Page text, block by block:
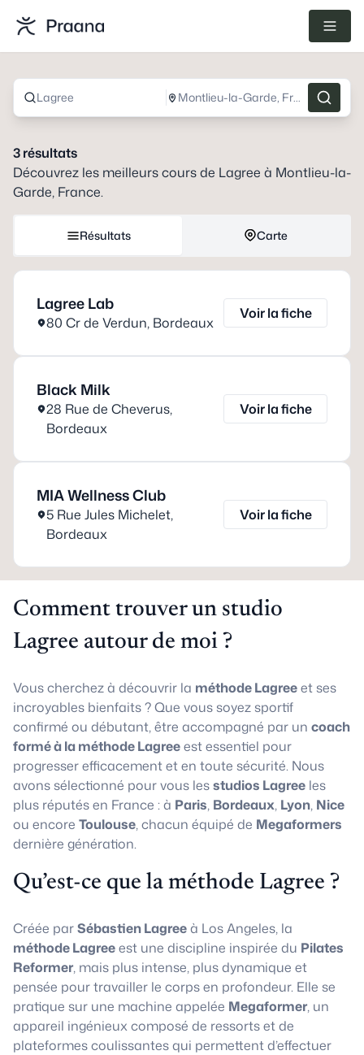
Lagree Montlieu-la-Garde, France
3résultats
Découvrez les meilleurs cours de Lagree à Montlieu-la-
Garde, France.
Résultats Carte
Lagree Lab
80 Cr de Verdun, Bordeaux
Voir la fiche
Black Milk
28 Rue de Cheverus,
Bordeaux
Voir la fiche
MIA Wellness Club
5 Rue Jules Michelet,
Bordeaux
Voir la fiche
Comment trouver un studio
Lagree autour de moi ?
Vous cherchez à découvrir la méthode Lagreeet ses
incroyables bienfaits ? Que vous soyez sportif
confirmé ou débutant, être accompagné par un coach
formé à la méthode Lagreeest essentiel pour
progresser efficacement et en toute sécurité. Nous
avons sélectionné pour vous lesstudios Lagree les
plus réputés en France : à Paris, Bordeaux, Lyon, Nice
ou encore Toulouse, chacun équipé de Megaformers
dernière génération.
Qu’est-ce que la méthode Lagree ?
Créée parSébastien Lagreeà Los Angeles, la
méthode Lagreeest une discipline inspirée du Pilates
Reformer, mais plus intense, plus dynamique et
pensée pour travailler le corps en profondeur. Elle se
pratique sur une machine appelée Megaformer, un
appareil ingénieux composé de ressorts et de
plateformes coulissantes qui permettent d’effectuer